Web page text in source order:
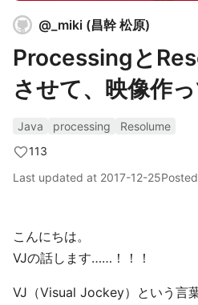
@ _miki (昌幹 松原)
Processingと
させて、映像作
Java processing
Resolume
113
Last updated at 2017-12-25
こんにちは。
VJの話します……！！！
VJ（Visual Jockey）という言